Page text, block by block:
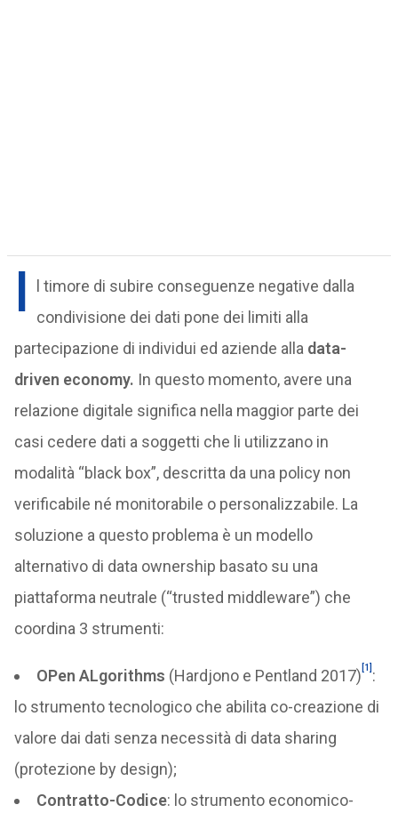
I
l timore di subire conseguenze negative dalla
condivisione dei dati pone dei limiti alla
partecipazione di individui ed aziende alla data-
driven economy. In questo momento, avere una
relazione digitale significa nella maggior parte dei
casi cedere dati a soggetti che li utilizzano in
modalità “black box”, descritta da una policy non
verificabile né monitorabile o personalizzabile. La
soluzione a questo problema è un modello
alternativo di data ownership basato su una
piattaforma neutrale (“trusted middleware”) che
coordina 3 strumenti:
OPen ALgorithms (Hardjono e Pentland 2017) [1] :
lo strumento tecnologico che abilita co-creazione di
valore dai dati senza necessità di data sharing
(protezione by design);
Contratto-Codice: lo strumento economico-